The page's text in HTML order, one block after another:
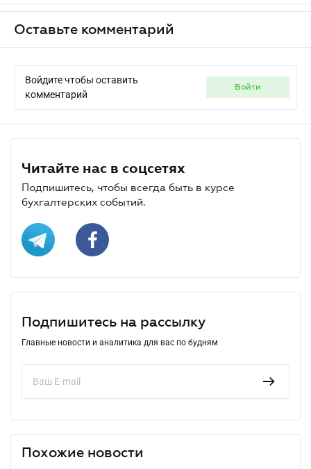
Оставьте комментарий
Войдите чтобы оставить
комментарий
войти
Читайте нас в соцсетях
Подпишитесь, чтобы всегда быть в курсе
бухгалтерских событий.
Подпишитесь на рассылку
Главные новости и аналитика для вас по будням
Похожие новости